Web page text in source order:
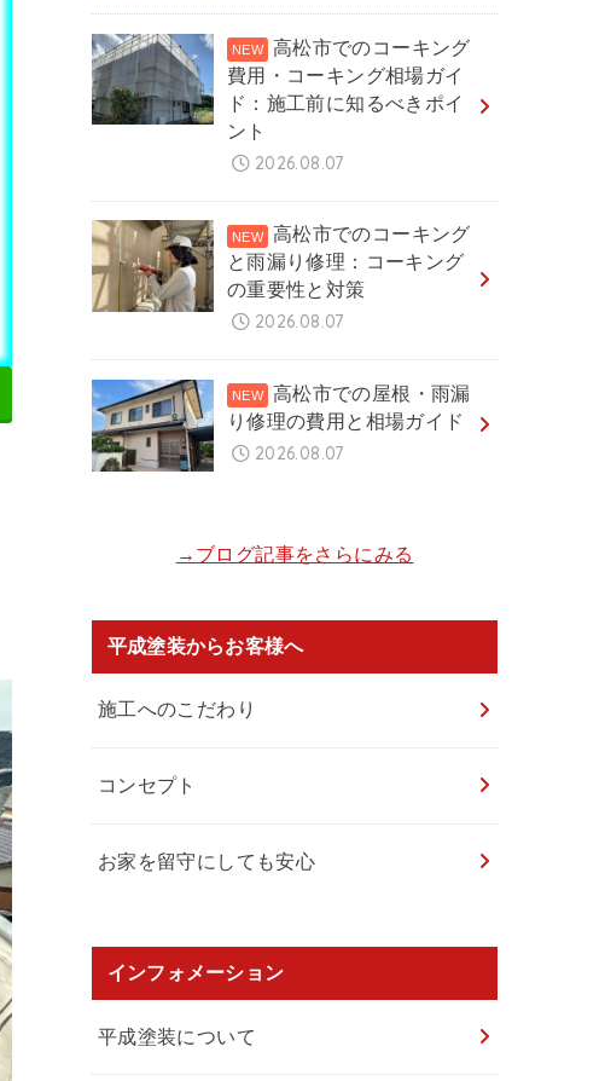
高松市でのコーキング
費用・コーキング相場ガイ
ド：施工前に知るべきポイ
ント
2026.08.07
高松市でのコーキング
と雨漏り修理：コーキング
の重要性と対策
2026.08.07
高松市での屋根・雨漏
り修理の費用と相場ガイド
2026.08.07
→ブログ記事をさらにみる
平成塗装からお客様へ
施工へのこだわり
コンセプト
お家を留守にしても安心
インフォメーション
平成塗装について